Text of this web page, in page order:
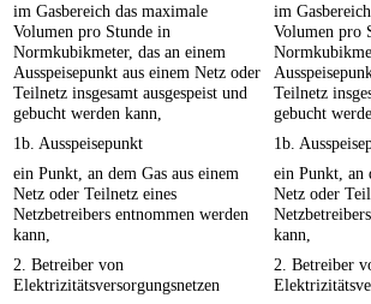
im Gasbereich das maximale
Volumen pro Stunde in
Normkubikmeter, das an einem
Ausspeisepunkt aus einem Netz oder
Teilnetz insgesamt ausgespeist und
gebucht werden kann,
im
Volumen pro
Teilnetz
gebucht
1b. Ausspeisepunkt
1b.
ein Punkt, an dem Gas aus einem
Netz oder Teilnetz eines
Netzbetreibers entnommen werden
kann,
ein Punkt, an
Netz oder
kann,
2. Betreiber von
Elektrizitätsversorgungsnetzen
2. Betreiber